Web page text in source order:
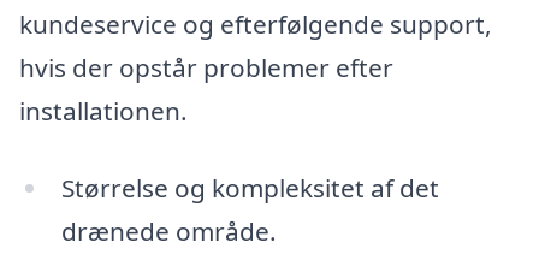
kundeservice og efterfølgende support,
hvis der opstår problemer efter
installationen.
Størrelse og kompleksitet af det
drænede område.